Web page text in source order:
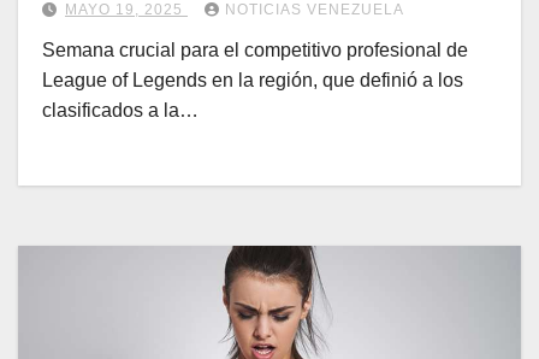
MAYO 19, 2025 NOTICIAS VENEZUELA
Semana crucial para el competitivo profesional de
League of Legends en la región, que definió a los
clasificados a la…